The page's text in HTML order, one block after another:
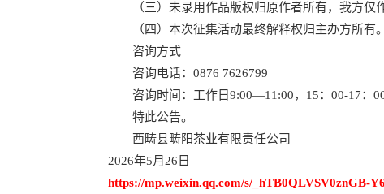
（三）未录用作品版权归原作者所有，我方仅作
（四）本次征集活动最终解释权归主办方所有。
咨询方式
咨询电话：0876 7626799
咨询时间：工作日9:00—11:00，15：00-17：
特此公告。
西畴县畴阳茶业有限责任公司
2026年5月26日
https://mp.weixin.qq.com/s/_hTB0QLVSV0znGB-